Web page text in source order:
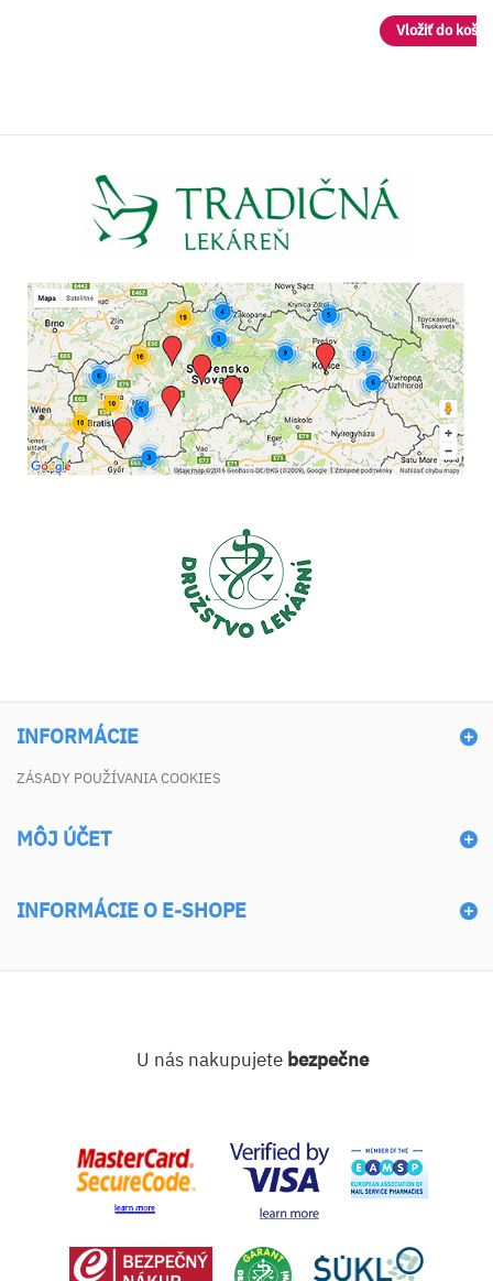
INFORMÁCIE
ZÁSADY POUŽÍVANIA COOKIES
MÔJ ÚČET
INFORMÁCIE O E-SHOPE
U nás nakupujete bezpečne